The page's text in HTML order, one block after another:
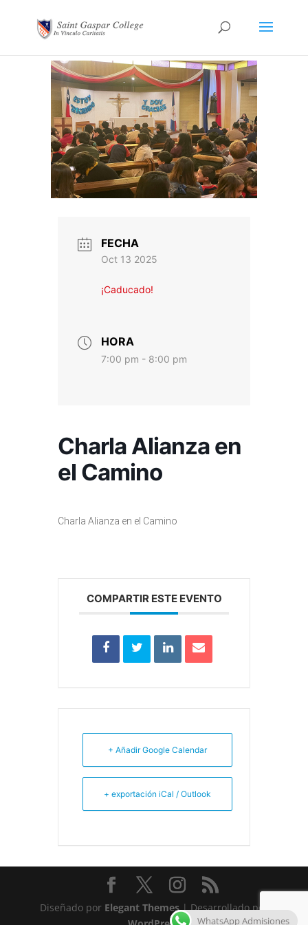
FECHA
Oct 13 2025
¡Caducado!
HORA
7:00 pm - 8:00 pm
Charla Alianza en
el Camino
Charla Alianza en el Camino
COMPARTIR ESTE EVENTO
+ Añadir Google Calendar
+ exportación iCal / Outlook
Diseñado por Elegant Themes| Desarrollado por
WhatsApp Admisiones